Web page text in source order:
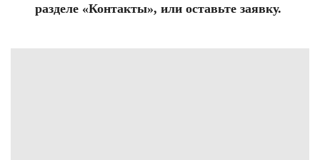
разделе «Контакты», или оставьте заявку.